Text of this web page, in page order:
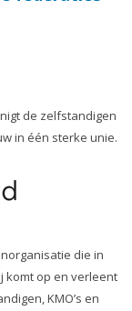
de zelfstandigen
in één sterke unie.
die in
komt op en verleent
KMO’s en